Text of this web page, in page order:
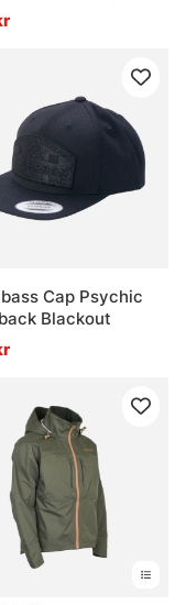
och vanliga
Burgundy
Cap Psychic
Blackout